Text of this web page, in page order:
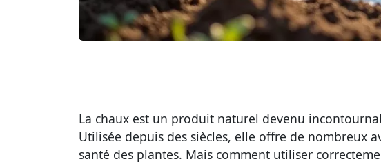
La chaux est un produit naturel devenu
Utilisée depuis des siècles, elle offre de nombreux
santé des plantes. Mais comment utiliser